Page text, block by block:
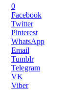
0
Facebook
Twitter
Pinterest
WhatsApp
Email
Tumblr
Telegram
VK
Viber